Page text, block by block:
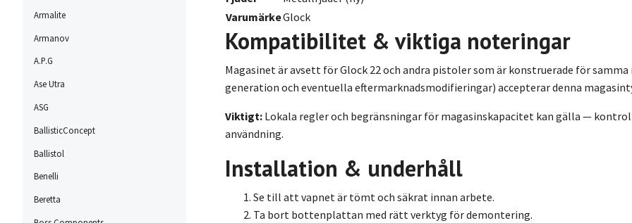
Armalite
Armanov
A.P.G
Ase Utra
ASG
BallisticConcept
Ballistol
Benelli
Beretta
VarumärkeGlock
Kompatibilitet & viktiga noteringar
Magasinet är avsett för Glock 22 och andra pistoler som är konstruerade för
generation och eventuella eftermarknadsmodifieringar) accepterar denna
Viktigt: Lokala regler och begränsningar för magasinskapacitet kan gälla —
användning.
Installation & underhåll
Se till att vapnet är tömt och säkrat innan arbete.
Ta bort bottenplattan med rätt verktyg för demontering.